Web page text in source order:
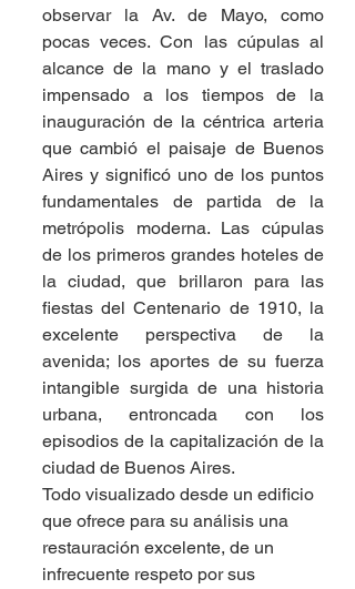
observar la Av. de Mayo, como
pocas veces. Con las cúpulas al
alcance de la mano y el traslado
impensado a los tiempos de la
inauguración de la céntrica arteria
que cambió el paisaje de Buenos
Aires y significó uno de los puntos
fundamentales de partida de la
metrópolis moderna. Las cúpulas
de los primeros grandes hoteles de
la ciudad, que brillaron para las
fiestas del Centenario de 1910, la
excelente perspectiva de la
avenida; los aportes de su fuerza
intangible surgida de una historia
urbana, entroncada con los
episodios de la capitalización de la
ciudad de Buenos Aires.
Todo visualizado desde un edificio
que ofrece para su análisis una
restauración excelente, de un
infrecuente respeto por sus